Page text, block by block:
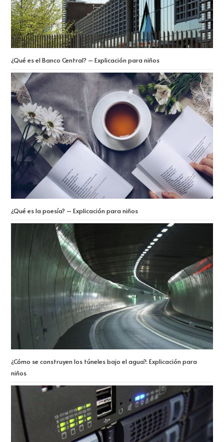
¿Qué es el Banco Central? – Explicación para niños
¿Qué es la poesía? – Explicación para niños
¿Cómo se construyen los túneles bajo el agua?: Explicación para
niños